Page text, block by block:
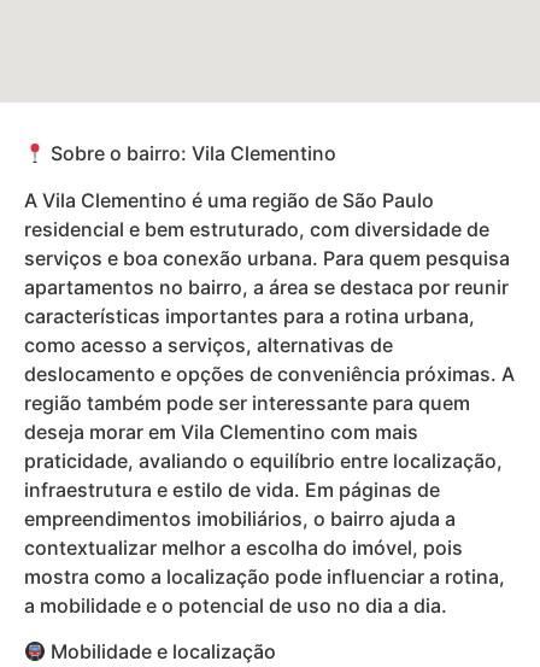
Sobre o bairro: Vila Clementino
A Vila Clementino é uma região de São Paulo
residencial e bem estruturado, com diversidade de
serviços e boa conexão urbana. Para quem pesquisa
apartamentos no bairro, a área se destaca por reunir
características importantes para a rotina urbana,
como acesso a serviços, alternativas de
deslocamento e opções de conveniência próximas. A
região também pode ser interessante para quem
deseja morar em Vila Clementino com mais
praticidade, avaliando o equilíbrio entre localização,
infraestrutura e estilo de vida. Em páginas de
empreendimentos imobiliários, o bairro ajuda a
contextualizar melhor a escolha do imóvel, pois
mostra como a localização pode influenciar a rotina,
a mobilidade e o potencial de uso no dia a dia.
Mobilidade e localização